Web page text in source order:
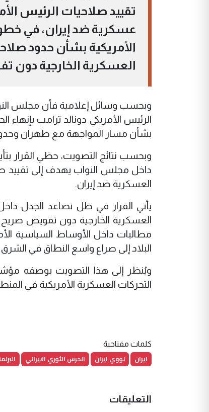
تقييد صلاحيات الرئيس
عسكرية ضد إيران، في
الأمريكية بشأن حدود
العسكرية الخارجية
وبحسب وسائل إعلامية فأن مجلس
الرئيس الأمريكي دونالد ترامب
بشأن مسار المواجهة مع طهران وحدود
داخل مجلس النواب يهدف إلى تقييد
العسكرية ضد إيران.
يأتي القرار في ظل تصاعد الجدل
العسكرية الخارجية دون تفويض
مطالبات داخل الأوساط السياسية
البلاد إلى صراع واسع النطاق في
ويُنظر إلى هذا التصويت بوصفه
التحركات العسكرية الأمريكية في
كلمات مفتاحية
ايران نووي ايران الحرس الثوري الايراني
التعليقات